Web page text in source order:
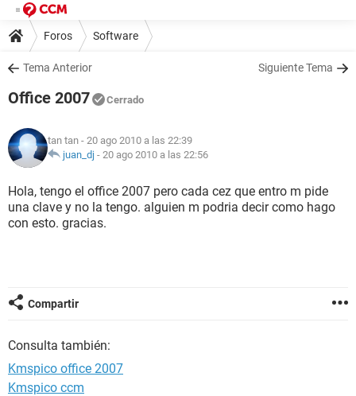
Foros Software
Tema Anterior Siguiente Tema
Office 2007 Cerrado
tan tan - 20 ago 2010 a las 22:39
juan_dj - 20 ago 2010 a las 22:56
Hola, tengo el office 2007 pero cada cez que entro m pide
una clave y no la tengo. alguien m podria decir como hago
con esto. gracias.
Compartir
Consulta también:
Kmspico office 2007
Kmspico ccm